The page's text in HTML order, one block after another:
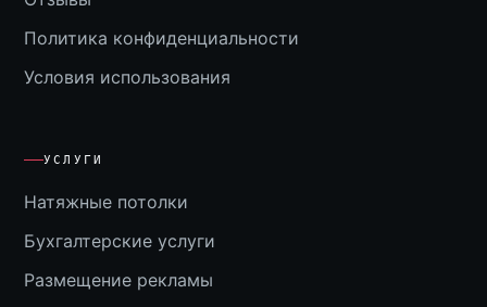
Политика конфиденциальности
Условия использования
УСЛУГИ
Натяжные потолки
Бухгалтерские услуги
Размещение рекламы